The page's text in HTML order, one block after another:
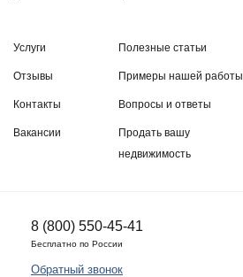
Услуги
Отзывы
Контакты
Вакансии
Полезные статьи
Примеры нашей работы
Вопросы и ответы
Продать вашу
недвижимость
8 (800) 550-45-41
Бесплатно по России
Обратный звонок